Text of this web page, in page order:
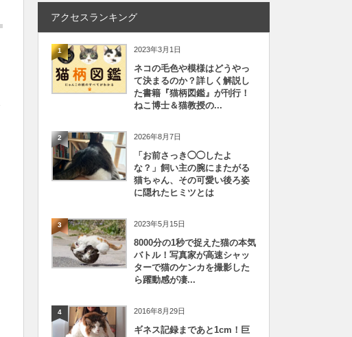
アクセスランキング
1 2023年3月1日
ネコの毛色や模様はどうやっ
て決まるのか？詳しく解説し
た書籍『猫柄図鑑』が刊行！
ねこ博士＆猫教授の...
2 2026年8月7日
「お前さっき◯◯したよ
な？」飼い主の腕にまたがる
猫ちゃん、その可愛い後ろ姿
に隠れたヒミツとは
3 2023年5月15日
8000分の1秒で捉えた猫の本気
バトル！写真家が高速シャッ
ターで猫のケンカを撮影した
ら躍動感が凄...
4 2016年8月29日
ギネス記録まであと1cm！巨